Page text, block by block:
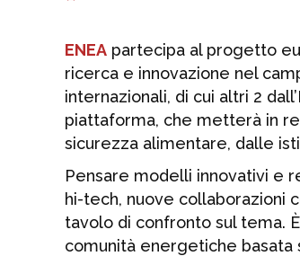
ENEA partecipa al progetto
ricerca e innovazione nel
internazionali, di cui altri 2
piattaforma, che metterà in
sicurezza alimentare, dalle
Pensare modelli innovativi e
hi-tech, nuove collaborazioni
tavolo di confronto sul tema.
comunità energetiche basata